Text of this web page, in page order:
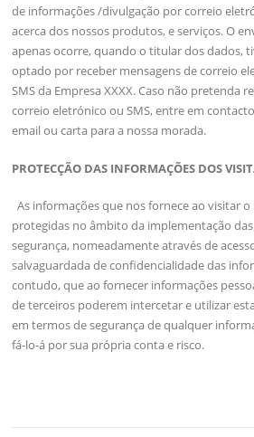
de informações /divulgação por correio
acerca dos nossos produtos, e serviços. O
apenas ocorre, quando o titular dos dados,
optado por receber mensagens de correio
SMS da Empresa XXXX. Caso não pretenda
correio eletrónico ou SMS, entre em
email ou carta para a nossa morada.
PROTECÇÃO DAS INFORMAÇÕES DOS
As informações que nos fornece ao visitar o
protegidas no âmbito da implementação
segurança, nomeadamente através de
salvaguardada de confidencialidade das
contudo, que ao fornecer informações
de terceiros poderem intercetar e utilizar
em termos de segurança de qualquer
fá-lo-á por sua própria conta e risco.